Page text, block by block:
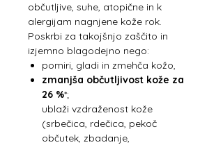
občutljive, suhe, atopične in k
alergijam nagnjene kože rok.
Poskrbi za takojšnjo zaščito in
izjemno blagodejno nego:
pomiri, gladi in zmehča kožo,
zmanjša občutljivost kože za
26 %*;
ublaži vzdraženost kože
(srbečica, rdečica, pekoč
občutek, zbadanje,